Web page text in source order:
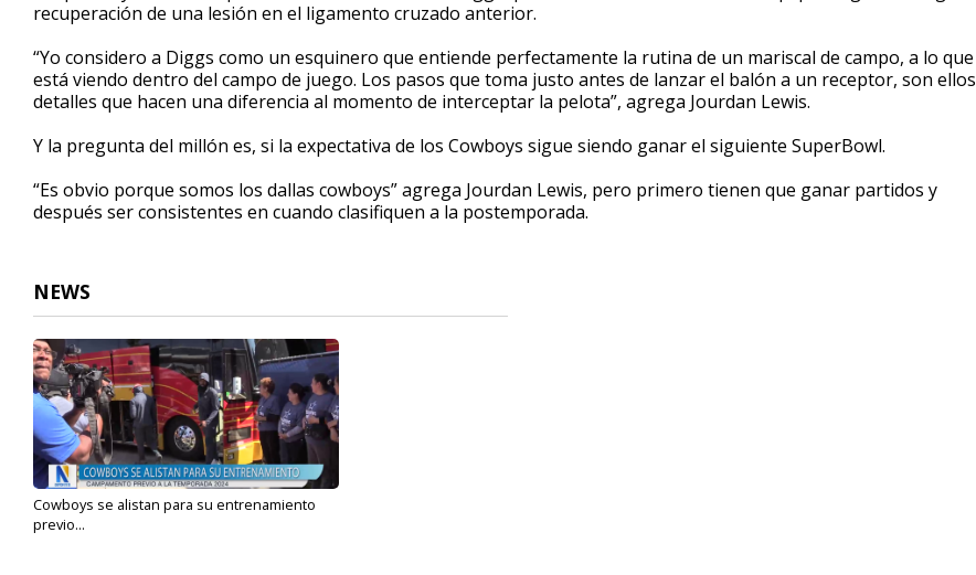
recuperación de una lesión en el ligamento cruzado anterior.
“Yo considero a Diggs como un esquinero que entiende perfectamente la rutina de un mariscal de campo, a lo que
está viendo dentro del campo de juego. Los pasos que toma justo antes de lanzar el balón a un receptor, son ellos
detalles que hacen una diferencia al momento de interceptar la pelota”, agrega Jourdan Lewis.
Y la pregunta del millón es, si la expectativa de los Cowboys sigue siendo ganar el siguiente SuperBowl.
“Es obvio porque somos los dallas cowboys” agrega Jourdan Lewis, pero primero tienen que ganar partidos y
después ser consistentes en cuando clasifiquen a la postemporada.
NEWS
Cowboys se alistan para su entrenamiento
previo...